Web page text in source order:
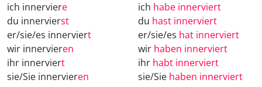
ich innerviere
du innervierst
er/sie/es innerviert
wir innervieren
ihr innerviert
sie/Sie innervieren
ich habe innerviert
du hast innerviert
er/sie/es hat innerviert
wir haben innerviert
ihr habt innerviert
sie/Sie haben innerviert